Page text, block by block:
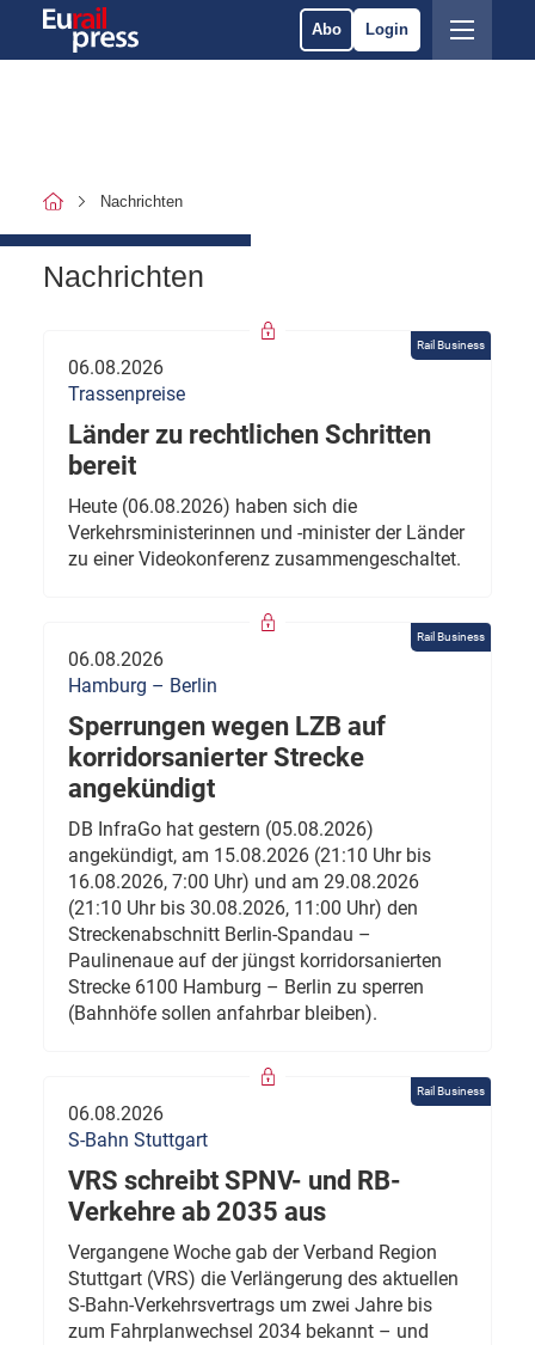
Abo Login
Nachrichten
Nachrichten
Rail Business
06.08.2026
Trassenpreise
Länder zu rechtlichen Schritten
bereit
Heute (06.08.2026) haben sich die
Verkehrsministerinnen und -minister der Länder
zu einer Videokonferenz zusammengeschaltet.
Rail Business
06.08.2026
Hamburg – Berlin
Sperrungen wegen LZB auf
korridorsanierter Strecke
angekündigt
DB InfraGo hat gestern (05.08.2026)
angekündigt, am 15.08.2026 (21:10 Uhr bis
16.08.2026, 7:00 Uhr) und am 29.08.2026
(21:10 Uhr bis 30.08.2026, 11:00 Uhr) den
Streckenabschnitt Berlin-Spandau –
Paulinenaue auf der jüngst korridorsanierten
Strecke 6100 Hamburg – Berlin zu sperren
(Bahnhöfe sollen anfahrbar bleiben).
Rail Business
06.08.2026
S-Bahn Stuttgart
VRS schreibt SPNV- und RB-
Verkehre ab 2035 aus
Vergangene Woche gab der Verband Region
Stuttgart (VRS) die Verlängerung des aktuellen
S-Bahn-Verkehrsvertrags um zwei Jahre bis
zum Fahrplanwechsel 2034 bekannt – und